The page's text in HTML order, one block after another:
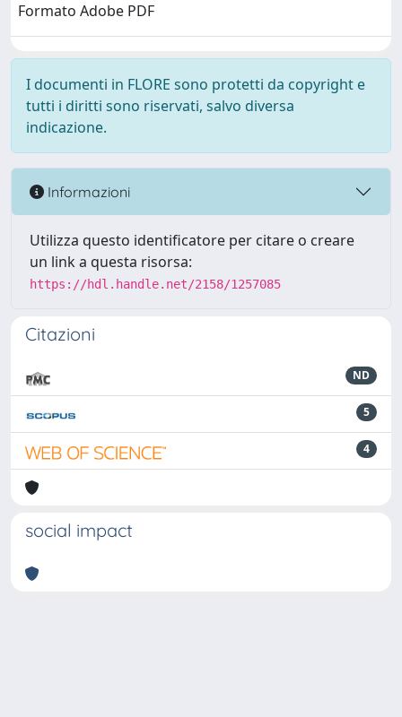
Formato Adobe PDF
I documenti in FLORE sono protetti da copyright e
tutti i diritti sono riservati, salvo diversa
indicazione.
Informazioni
Utilizza questo identificatore per citare o creare
un link a questa risorsa:
https://hdl.handle.net/2158/1257085
Citazioni
ND
5
4
social impact